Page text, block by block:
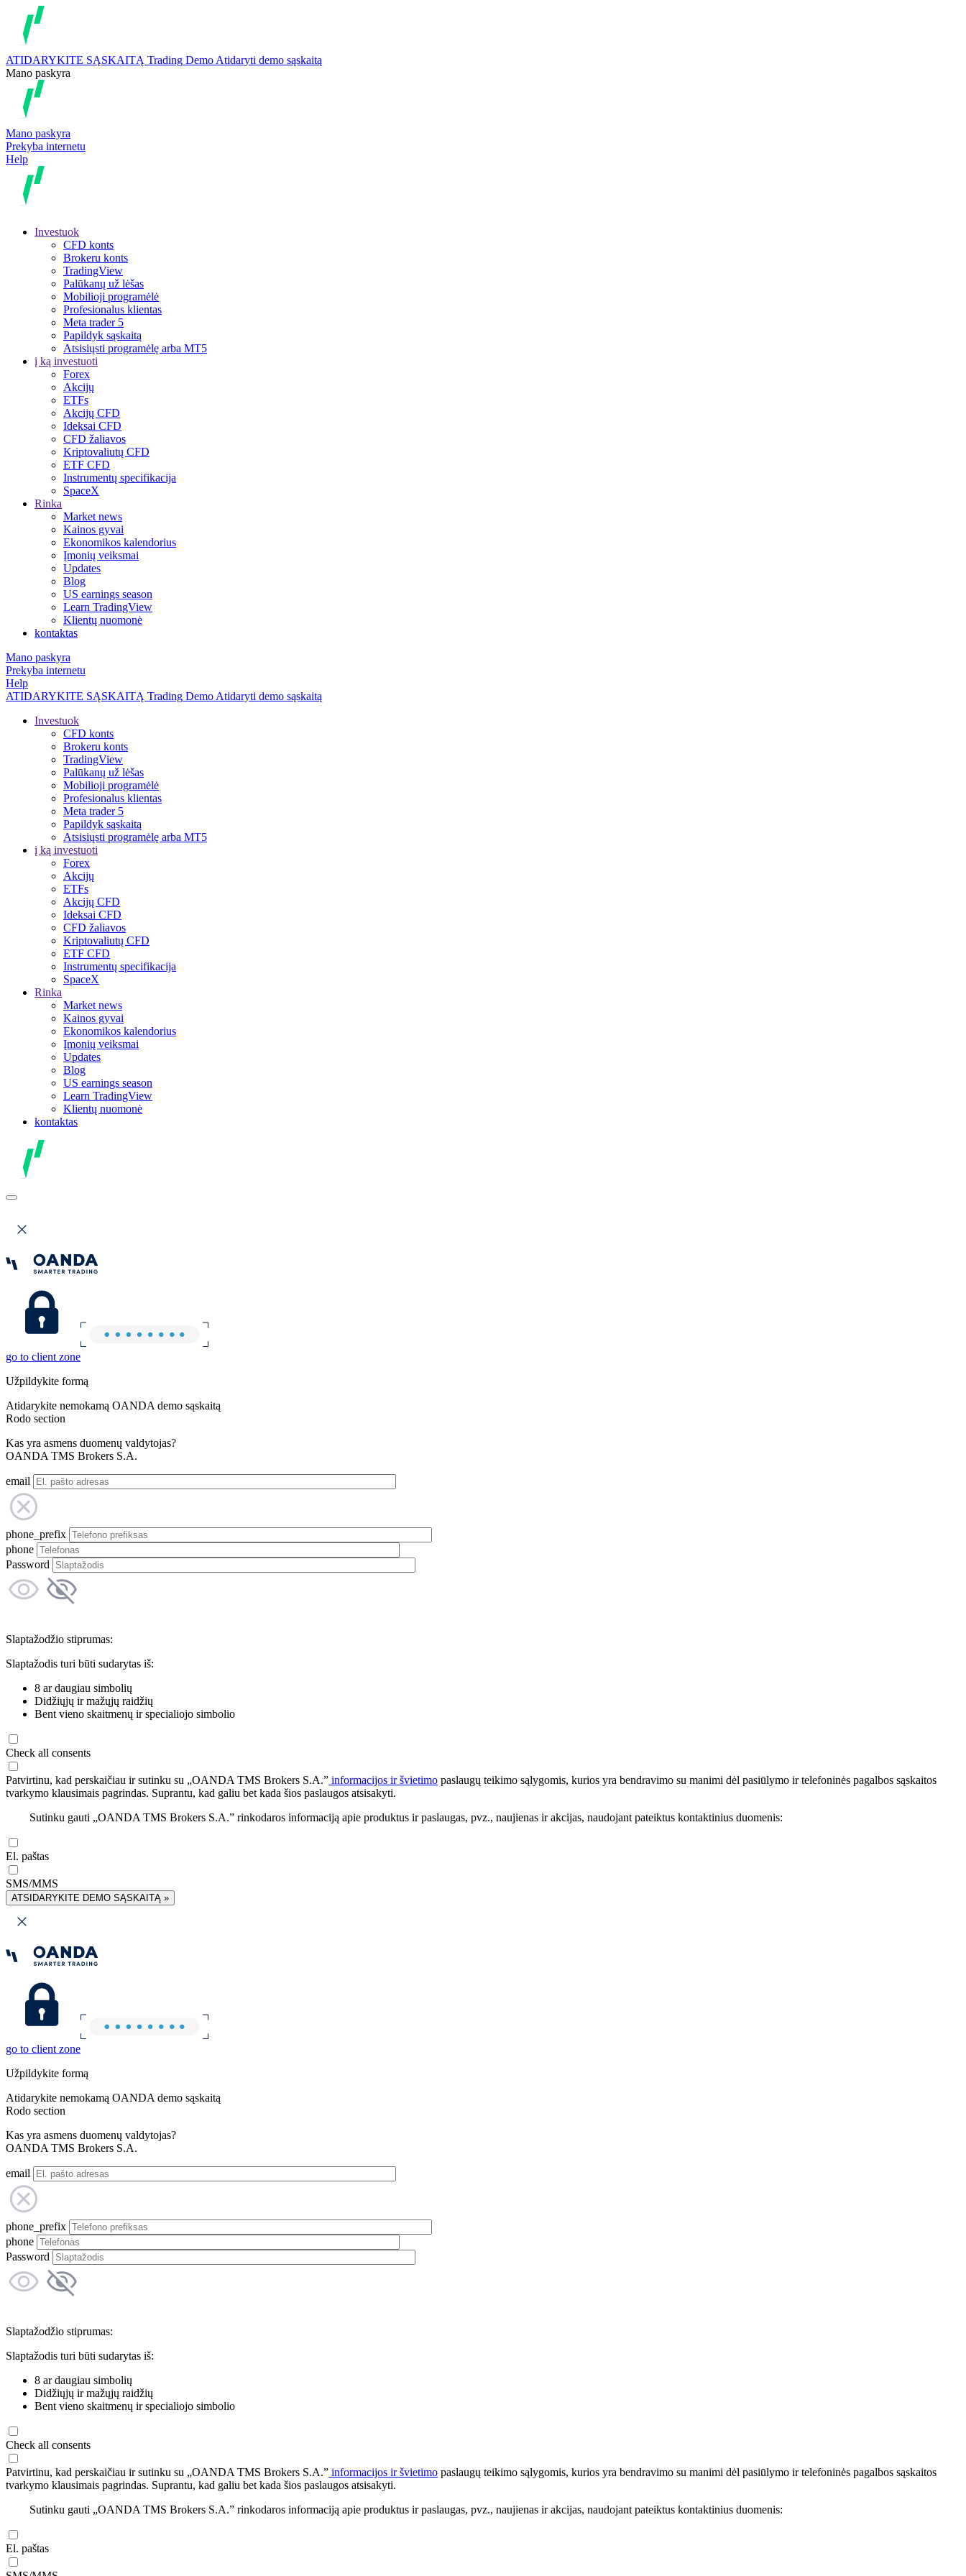
ATIDARYKITE SĄSKAITĄ Trading Demo Atidaryti demo sąskaitą
Mano paskyra
Mano paskyra
Prekyba internetu
Help
Investuok
CFD konts
Brokeru konts
TradingView
Palūkanų už lėšas
Mobilioji programėlė
Profesionalus klientas
Meta trader 5
Papildyk sąskaitą
Atsisiųsti programėlę arba MT5
į ką investuoti
Forex
Akcijų
ETFs
Akcijų CFD
Ideksai CFD
CFD žaliavos
Kriptovaliutų CFD
ETF CFD
Instrumentų specifikacija
SpaceX
Rinka
Market news
Kainos gyvai
Ekonomikos kalendorius
Įmonių veiksmai
Updates
Blog
US earnings season
Learn TradingView
Klientų nuomonė
kontaktas
Mano paskyra
Prekyba internetu
Help
ATIDARYKITE SĄSKAITĄ Trading Demo Atidaryti demo sąskaitą
Investuok
CFD konts
Brokeru konts
TradingView
Palūkanų už lėšas
Mobilioji programėlė
Profesionalus klientas
Meta trader 5
Papildyk sąskaitą
Atsisiųsti programėlę arba MT5
į ką investuoti
Forex
Akcijų
ETFs
Akcijų CFD
Ideksai CFD
CFD žaliavos
Kriptovaliutų CFD
ETF CFD
Instrumentų specifikacija
SpaceX
Rinka
Market news
Kainos gyvai
Ekonomikos kalendorius
Įmonių veiksmai
Updates
Blog
US earnings season
Learn TradingView
Klientų nuomonė
kontaktas
go to client zone
Užpildykite formą
Atidarykite nemokamą OANDA demo sąskaitą
Rodo section
Kas yra asmens duomenų valdytojas?
OANDA TMS Brokers S.A.
email
phone_prefix
phone
Password
Slaptažodžio stiprumas:
Slaptažodis turi būti sudarytas iš:
8 ar daugiau simbolių
Didžiųjų ir mažųjų raidžių
Bent vieno skaitmenų ir specialiojo simbolio
Check all consents
Patvirtinu, kad perskaičiau ir sutinku su „OANDA TMS Brokers S.A.” informacijos ir švietimo paslaugų teikimo sąlygomis, kurios yra bendravimo su manimi dėl pasiūlymo ir telefoninės pagalbos sąskaitos
tvarkymo klausimais pagrindas. Suprantu, kad galiu bet kada šios paslaugos atsisakyti.
Sutinku gauti „OANDA TMS Brokers S.A.” rinkodaros informaciją apie produktus ir paslaugas, pvz., naujienas ir akcijas, naudojant pateiktus kontaktinius duomenis:
El. paštas
SMS/MMS
ATSIDARYKITE DEMO SĄSKAITĄ »
go to client zone
Užpildykite formą
Atidarykite nemokamą OANDA demo sąskaitą
Rodo section
Kas yra asmens duomenų valdytojas?
OANDA TMS Brokers S.A.
email
phone_prefix
phone
Password
Slaptažodžio stiprumas:
Slaptažodis turi būti sudarytas iš:
8 ar daugiau simbolių
Didžiųjų ir mažųjų raidžių
Bent vieno skaitmenų ir specialiojo simbolio
Check all consents
Patvirtinu, kad perskaičiau ir sutinku su „OANDA TMS Brokers S.A.” informacijos ir švietimo paslaugų teikimo sąlygomis, kurios yra bendravimo su manimi dėl pasiūlymo ir telefoninės pagalbos sąskaitos
tvarkymo klausimais pagrindas. Suprantu, kad galiu bet kada šios paslaugos atsisakyti.
Sutinku gauti „OANDA TMS Brokers S.A.” rinkodaros informaciją apie produktus ir paslaugas, pvz., naujienas ir akcijas, naudojant pateiktus kontaktinius duomenis:
El. paštas